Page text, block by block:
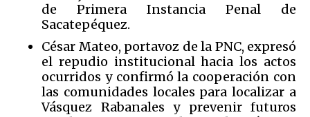
de Primera Instancia Penal de
Sacatepéquez.
César Mateo, portavoz de la PNC, expresó
el repudio institucional hacia los actos
ocurridos y confirmó la cooperación con
las comunidades locales para localizar a
Vásquez Rabanales y prevenir futuros